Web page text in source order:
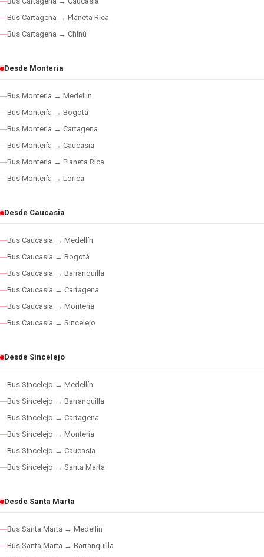
Bus Cartagena → Planeta Rica
Bus Cartagena → Chinú
Desde Montería
Bus Montería → Medellín
Bus Montería → Bogotá
Bus Montería → Cartagena
Bus Montería → Caucasia
Bus Montería → Planeta Rica
Bus Montería → Lorica
Desde Caucasia
Bus Caucasia → Medellín
Bus Caucasia → Bogotá
Bus Caucasia → Barranquilla
Bus Caucasia → Cartagena
Bus Caucasia → Montería
Bus Caucasia → Sincelejo
Desde Sincelejo
Bus Sincelejo → Medellín
Bus Sincelejo → Barranquilla
Bus Sincelejo → Cartagena
Bus Sincelejo → Montería
Bus Sincelejo → Caucasia
Bus Sincelejo → Santa Marta
Desde Santa Marta
Bus Santa Marta → Medellín
Bus Santa Marta → Barranquilla